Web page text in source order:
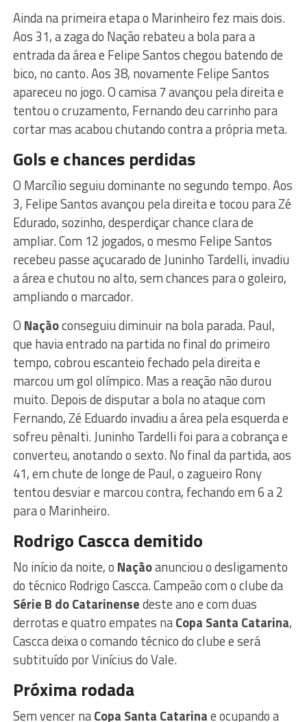
Ainda na primeira etapa o Marinheiro fez mais dois.
Aos 31, a zaga do Nação rebateu a bola para a
entrada da área e Felipe Santos chegou batendo de
bico, no canto. Aos 38, novamente Felipe Santos
apareceu no jogo. O camisa 7 avançou pela direita e
tentou o cruzamento, Fernando deu carrinho para
cortar mas acabou chutando contra a própria meta.
Gols e chances perdidas
O Marcílio seguiu dominante no segundo tempo. Aos
3, Felipe Santos avançou pela direita e tocou para Zé
Edurado, sozinho, desperdiçar chance clara de
ampliar. Com 12 jogados, o mesmo Felipe Santos
recebeu passe açucarado de Juninho Tardelli, invadiu
a área e chutou no alto, sem chances para o goleiro,
ampliando o marcador.
O Naçãoconseguiu diminuir na bola parada. Paul,
que havia entrado na partida no final do primeiro
tempo, cobrou escanteio fechado pela direita e
marcou um gol olímpico. Mas a reação não durou
muito. Depois de disputar a bola no ataque com
Fernando, Zé Eduardo invadiu a área pela esquerda e
sofreu pênalti. Juninho Tardelli foi para a cobrança e
converteu, anotando o sexto. No final da partida, aos
41, em chute de longe de Paul, o zagueiro Rony
tentou desviar e marcou contra, fechando em 6 a 2
para o Marinheiro.
Rodrigo Cascca demitido
No início da noite, o Naçãoanunciou o desligamento
do técnico Rodrigo Cascca. Campeão com o clube da
Série B do Catarinensedeste ano e com duas
derrotas e quatro empates naCopa Santa Catarina,
Cascca deixa o comando técnico do clube e será
subtituído por Vinícius do Vale.
Próxima rodada
Sem vencer naCopa Santa Catarinae ocupando a